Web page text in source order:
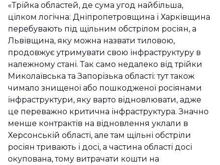
«Трійка областей, де сума угод найбільша,
цілком логічна: Дніпропетровщина і Харківщина
перебувають під щільним обстрілом росіян, а
Львівщина, яку можна назвати тиловою,
продовжує утримувати свою інфраструктуру в
належному стані. Так само недалеко від трійки
Миколаївська та Запорізька області: тут також
чимало знищеної або пошкодженої росіянами
інфраструктури, яку варто відновлювати, адже
це переважно критична інфраструктура. Значно
менше контрактів на відновлення уклали в
Херсонській області, але там щільні обстріли
росіян тривають і досі, а частина області досі
окупована, тому витрачати кошти на